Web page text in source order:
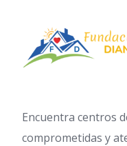
Encuentra centros
comprometidas y